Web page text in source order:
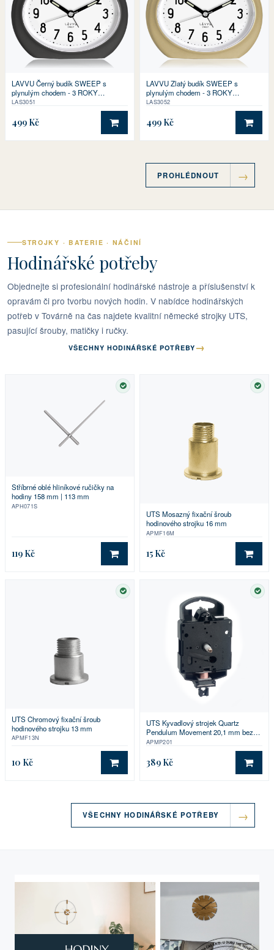
LAVVU Černý budík SWEEP s
plynulým chodem - 3 ROKY
ZÁRUKA!
LAS3051
499 Kč DO KOŠÍKU
LAVVU Zlatý budík SWEEP s
plynulým chodem - 3 ROKY
ZÁRUKA!
LAS3052
499 Kč DO
PROHLÉDNOUT
STROJKY · BATERIE · NÁČINÍ
Hodinářské potřeby
Objednejte si profesionální hodinářské nástroje a příslušenství k
opravám či pro tvorbu nových hodin. V nabídce hodinářských
potřeb v Továrně na čas najdete kvalitní německé strojky UTS,
pasující šrouby, matičky i ručky.
VŠECHNY HODINÁŘSKÉ POTŘEBY →
SKLADEM
Stříbrné oblé hliníkové ručičky na
hodiny 158 mm | 113 mm
APH071S
119 Kč DO KOŠÍKU
UTS Mosazný fixační šroub
hodinového strojku 16 mm
APMF16M
15 Kč DO
SKLADEM
UTS Chromový fixační šroub
hodinového strojku 13 mm
APMF13N
10 Kč DO KOŠÍKU
UTS Kyvadlový strojek Quartz
Pendulum Movement 20,1 mm bez
příslušenství
APMP201
389 Kč DO
VŠECHNY HODINÁŘSKÉ POTŘEBY